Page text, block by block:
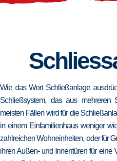
Wie das Wort Schließanlage
Schließsystem, das aus mehreren
meisten Fällen wird für die
in einem Einfamilienhaus weniger
zahlreichen Wohneinheiten, oder für
ihren Außen- und Innentüren für eine